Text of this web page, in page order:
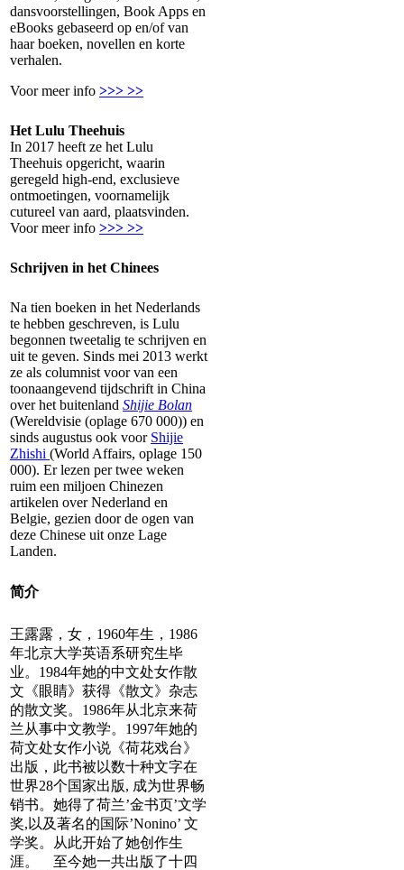
dansvoorstellingen, Book Apps en
eBooks gebaseerd op en/of van
haar boeken, novellen en korte
verhalen.
Voor meer info >>> >>
Het Lulu Theehuis
In 2017 heeft ze het Lulu
Theehuis opgericht, waarin
geregeld high-end, exclusieve
ontmoetingen, voornamelijk
cutureel van aard, plaatsvinden.
Voor meer info >>> >>
Schrijven in het Chinees
Na tien boeken in het Nederlands
te hebben geschreven, is Lulu
begonnen tweetalig te schrijven en
uit te geven. Sinds mei 2013 werkt
ze als columnist voor van een
toonaangevend tijdschrift in China
over het buitenland Shijie Bolan
(Wereldvisie (oplage 670 000)) en
sinds augustus ook voor Shijie
Zhishi (World Affairs, oplage 150
000). Er lezen per twee weken
ruim een miljoen Chinezen
artikelen over Nederland en
Belgie, gezien door de ogen van
deze Chinese uit onze Lage
Landen.
简介
王露露，女，1960年生，1986
年北京大学英语系研究生毕
业。1984年她的中文处女作散
文《眼睛》获得《散文》杂志
的散文奖。1986年从北京来荷
兰从事中文教学。1997年她的
荷文处女作小说《荷花戏台》
出版，此书被以数十种文字在
世界28个国家出版, 成为世界畅
销书。她得了荷兰’金书页’文学
奖,以及著名的国际’Nonino’ 文
学奖。从此开始了她创作生
涯。 至今她一共出版了十四